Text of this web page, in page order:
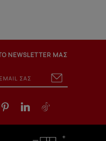
NEWSLETTER ΜΑΣ